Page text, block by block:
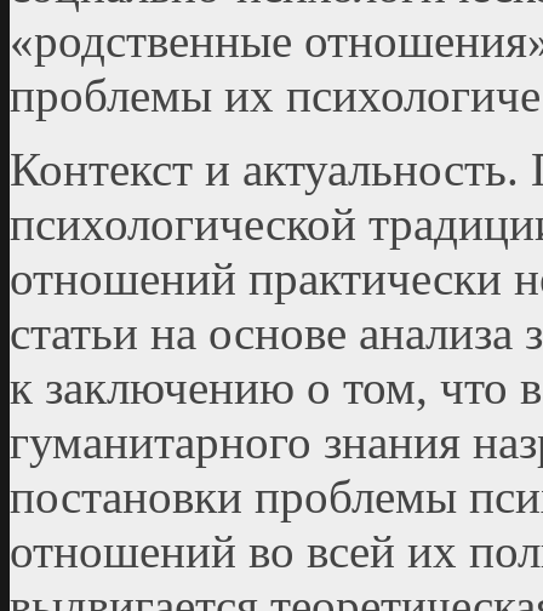
«родственные
проблемы их
Контекст и
психологической
отношений практически
статьи на основе
к заключению о том, что
гуманитарного знания
постановки проблемы
отношений во всей их